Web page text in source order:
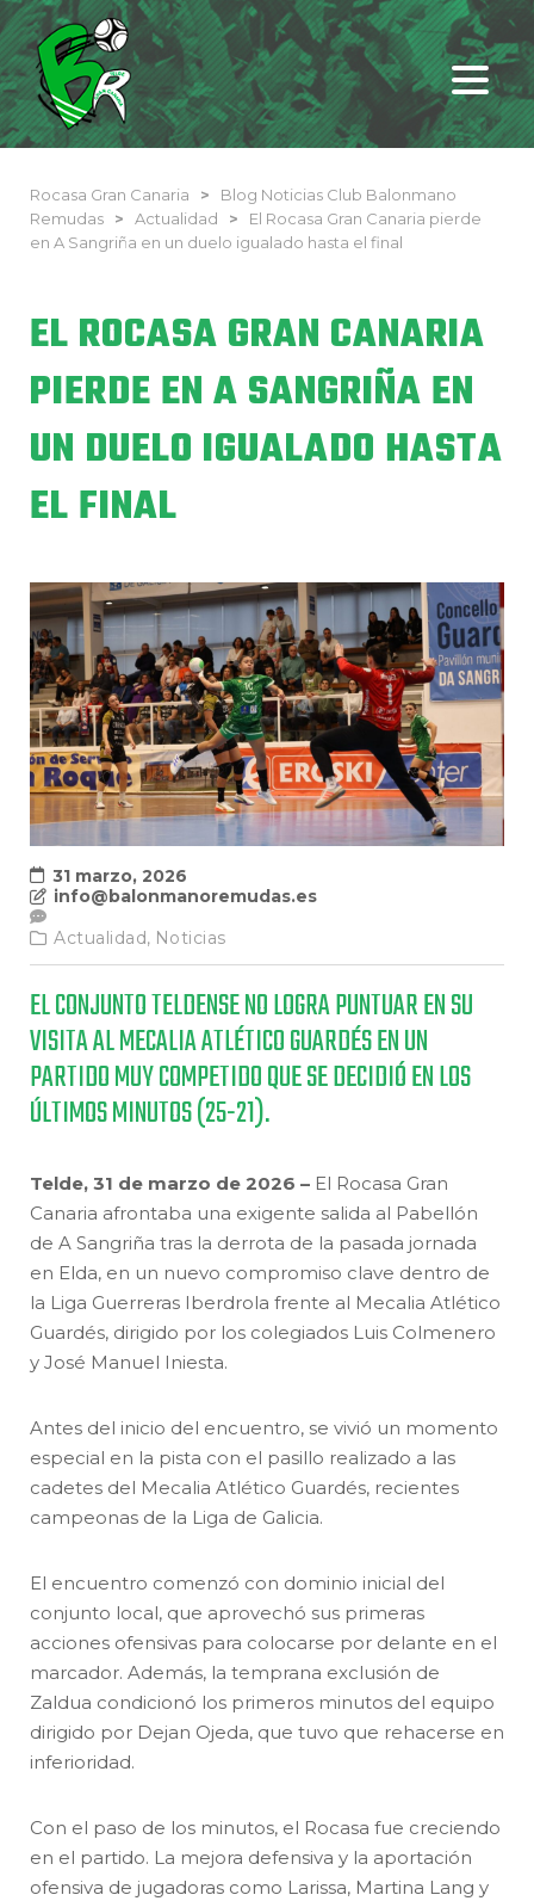
Rocasa Gran Canaria >
Blog Noticias Club Balonmano
Remudas
> Actualidad >
El Rocasa Gran Canaria pierde
en A Sangriña en un duelo igualado hasta el final
EL ROCASA GRAN CANARIA
PIERDE EN A SANGRIÑA EN
UN DUELO IGUALADO HASTA
EL FINAL
31 marzo, 2026
info@balonmanoremudas.es
Actualidad, Noticias
EL CONJUNTO TELDENSE NO LOGRA PUNTUAR EN SU
VISITA AL MECALIA ATLÉTICO GUARDÉS EN UN
PARTIDO MUY COMPETIDO QUE SE DECIDIÓ EN LOS
ÚLTIMOS MINUTOS (25-21).
Telde, 31 de marzo de 2026 – El Rocasa Gran
Canaria afrontaba una exigente salida al Pabellón
de A Sangriña tras la derrota de la pasada jornada
en Elda, en un nuevo compromiso clave dentro de
la Liga Guerreras Iberdrola frente al Mecalia Atlético
Guardés, dirigido por los colegiados Luis Colmenero
y José Manuel Iniesta.
Antes del inicio del encuentro, se vivió un momento
especial en la pista con el pasillo realizado a las
cadetes del Mecalia Atlético Guardés, recientes
campeonas de la Liga de Galicia.
El encuentro comenzó con dominio inicial del
conjunto local, que aprovechó sus primeras
acciones ofensivas para colocarse por delante en el
marcador. Además, la temprana exclusión de
Zaldua condicionó los primeros minutos del equipo
dirigido por Dejan Ojeda, que tuvo que rehacerse en
inferioridad.
Con el paso de los minutos, el Rocasa fue creciendo
en el partido. La mejora defensiva y la aportación
ofensiva de jugadoras como Larissa, Martina Lang y